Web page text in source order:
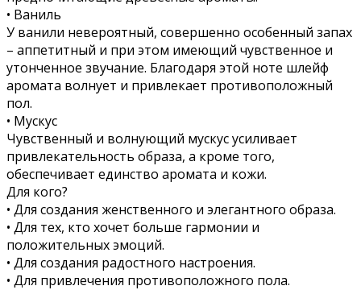
• Ваниль
У ванили невероятный, совершенно особенный запах
– аппетитный и при этом имеющий чувственное и
утонченное звучание. Благодаря этой ноте шлейф
аромата волнует и привлекает противоположный
пол.
• Мускус
Чувственный и волнующий мускус усиливает
привлекательность образа, а кроме того,
обеспечивает единство аромата и кожи.
Для кого?
• Для создания женственного и элегантного образа.
• Для тех, кто хочет больше гармонии и
положительных эмоций.
• Для создания радостного настроения.
• Для привлечения противоположного пола.